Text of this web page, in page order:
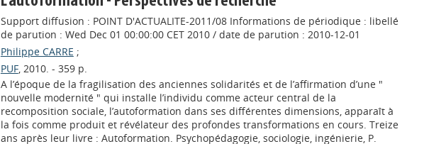
Support diffusion : POINT D'ACTUALITE-2011/08 Informations de périodique : libellé
de parution : Wed Dec 01 00:00:00 CET 2010 / date de parution : 2010-12-01
Philippe CARRE ;
PUF, 2010. - 359 p.
A l’époque de la fragilisation des anciennes solidarités et de l’affirmation d’une "
nouvelle modernité " qui installe l’individu comme acteur central de la
recomposition sociale, l’autoformation dans ses différentes dimensions, apparaît à
la fois comme produit et révélateur des profondes transformations en cours. Treize
ans après leur livre : Autoformation. Psychopédagogie, sociologie, ingénierie, P.